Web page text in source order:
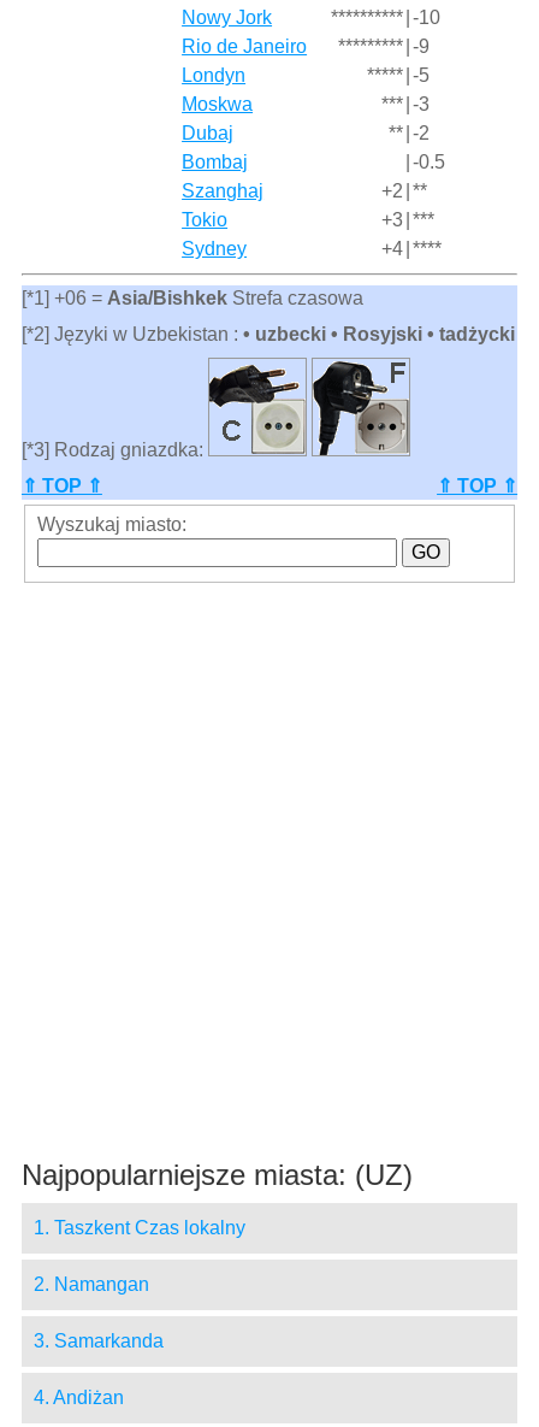
Nowy Jork
********** -10
Rio de Janeiro
********* -9
Londyn
***** -5
Moskwa
*** -3
Dubaj
** -2
Bombaj
-0.5
Szanghaj
+2 **
Tokio
+3 ***
Sydney
+4 ****
[*1] +06 = Asia/BishkekStrefa czasowa
[*2] Języki w Uzbekistan : • uzbecki • Rosyjski • tadżycki
[*3] Rodzaj gniazdka:
⇑ TOP ⇑
⇑ TOP ⇑
Wyszukaj miasto:
Najpopularniejsze miasta: (UZ)
1. Taszkent Czas lokalny
2. Namangan
3. Samarkanda
4. Andiżan